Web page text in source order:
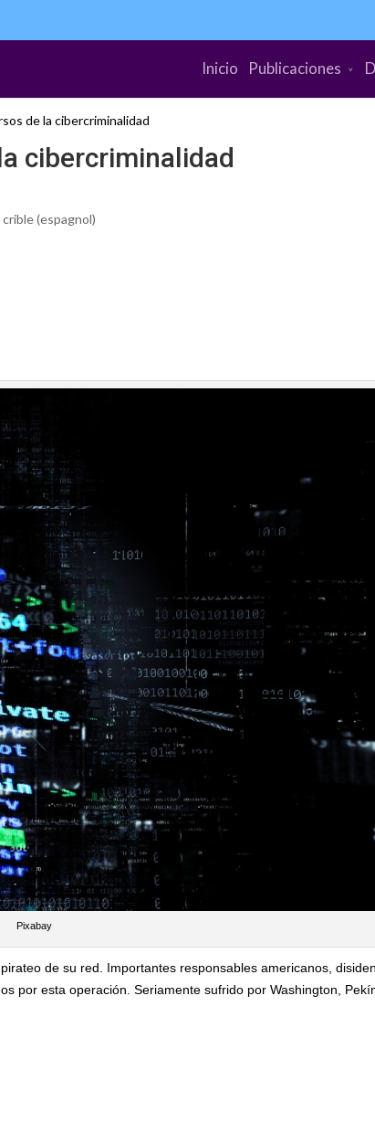
Inicio Publicaciones
de la cibercriminalidad
cibercriminalidad
crible (espagnol)
Pixabay
de su red. Importantes responsables americanos,
por esta operación. Seriamente sufrido por Washington,